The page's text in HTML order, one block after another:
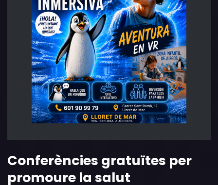
Conferències gratuïtes per
promoure la salut